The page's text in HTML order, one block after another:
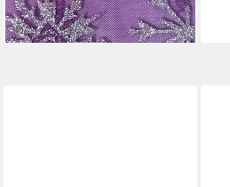
(10,95 €/ 1 m)
lieferbar - in 3-4 Werktagen bei dir